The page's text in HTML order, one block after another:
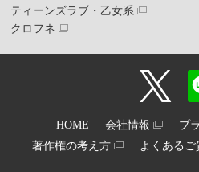
ティーンズラブ・乙女系
クロフネ
HOME 会社情報
プ
著作権の考え方
よくあるご